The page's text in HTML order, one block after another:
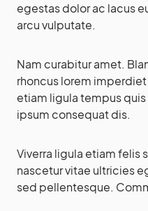
egestas dolor ac lacus
arcu vulputate.
Nam curabitur amet.
rhoncus lorem
etiam ligula tempus
ipsum consequat dis.
Viverra ligula etiam felis
nascetur vitae ultricies
sed pellentesque.